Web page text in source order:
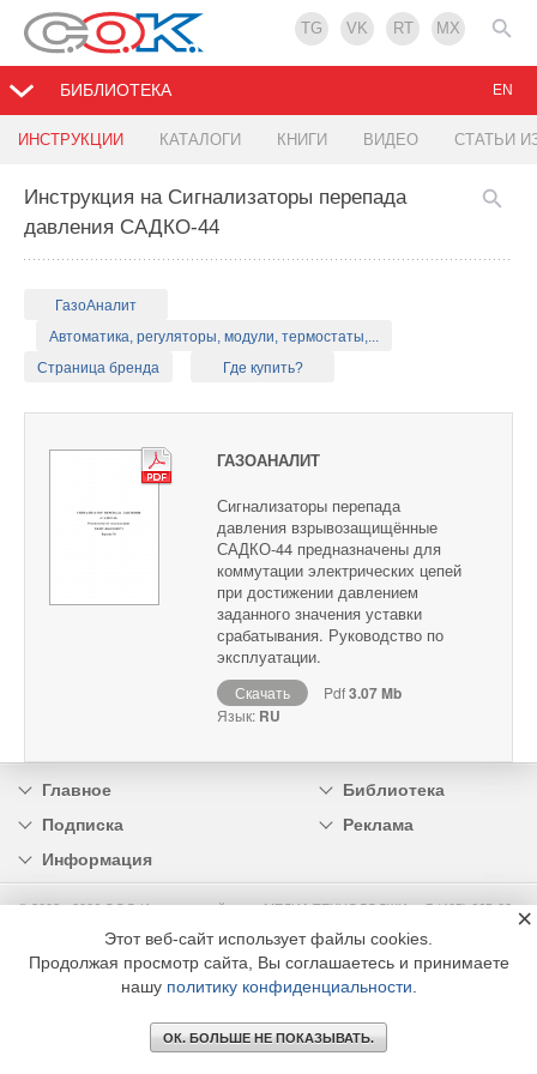
TG VK RT MX
БИБЛИОТЕКА
ИНСТРУКЦИИ КАТАЛОГИ КНИГИ ВИДЕО СТАТЬИ
EN
Инструкция на Сигнализаторы перепада
давления САДКО-44
ГазоАналит
Автоматика, регуляторы, модули, термостаты,...
Страница бренда
Где купить?
ГАЗОАНАЛИТ
Сигнализаторы перепада
давления взрывозащищённые
САДКО-44 предназначены для
коммутации электрических цепей
при достижении давлением
заданного значения уставки
срабатывания. Руководство по
эксплуатации.
Скачать Pdf3.07 Mb
Язык: RU
Главное
Библиотека
Подписка
Реклама
Информация
© 2002 - 2026 OOO Издательский дом «МЕДИА ТЕХНОЛОДЖИ» +7 (495) 665-00-
Этот веб-сайт использует файлы cookies.
Продолжая просмотр сайта, Вы соглашаетесь и принимаете
нашу политику конфиденциальности
ОК. БОЛЬШЕ НЕ ПОКАЗЫВАТЬ.
×